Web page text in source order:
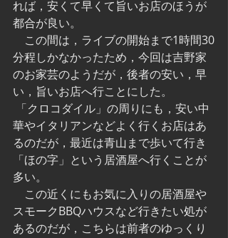
れば，安くて早くて旨いお店のほうが
都合が良い。
この間は，ライブの開始まで1時間30
分程しかなかったため，今回は吉野家
のお家芸のようだが，後者の安い，早
い，旨いお店へ行ことにした。
華やイタリアンなどよく行くお店はあ
るのだが，最近は青山まで歩いて行き
「ほの字」という居酒屋へ行くことが
多い。
この近くにもお気に入りの居酒屋や
スモークBBQハウスなど行きたい処が
あるのだが，こちらは前者のゆっくり